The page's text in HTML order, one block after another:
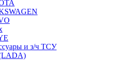
и з/ч ТСУ